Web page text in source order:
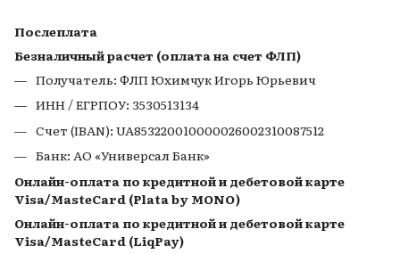
Послеплата
Безналичный расчет (оплата на счет ФЛП)
Получатель: ФЛП Юхимчук Игорь Юрьевич
ИНН / ЕГРПОУ: 3530513134
Счет (IBAN): UA853220010000026002310087512
Банк: АО «Универсал Банк»
Онлайн-оплата по кредитной и дебетовой карте
Visa/MasteCard (Plata by MONO)
Онлайн-оплата по кредитной и дебетовой карте
Visa/MasteCard (LiqPay)